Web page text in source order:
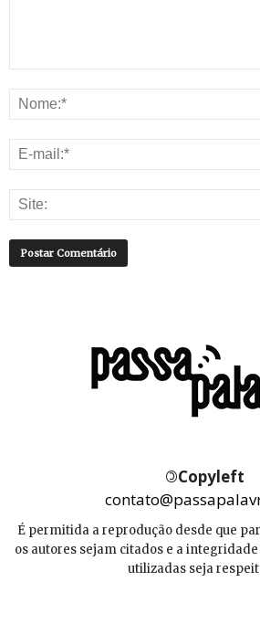
©Copyleft
É permitida a reprodução desde que
os autores sejam citados e a
utilizadas seja